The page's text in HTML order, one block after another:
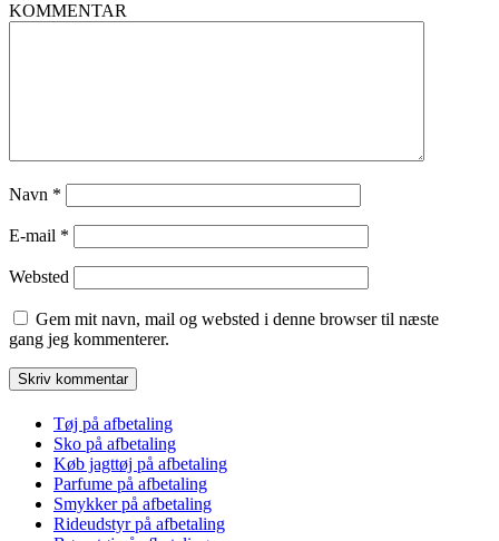
KOMMENTAR
Navn *
E-mail *
Websted
Gem mit navn, mail og websted i denne browser til næste
gang jeg kommenterer.
Tøj på afbetaling
Sko på afbetaling
Køb jagttøj på afbetaling
Parfume på afbetaling
Smykker på afbetaling
Rideudstyr på afbetaling